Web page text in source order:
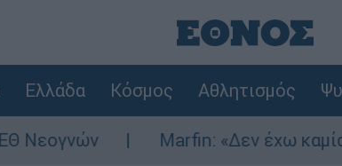
Ελλάδα Κόσμος Αθλητισμός
Marfin: «Δεν έχω καμία σχέση